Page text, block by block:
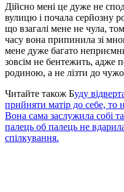
Дійсно мені це дуже не
вулицю і почала серйозну
що взагалі мене не чула,
часу вона припинила зі
мене дуже багато
зовсім не бентежить, адже
родиною, а не лізти до
Читайте також Буду
прийняти матір до себе, то
Вона сама заслужила собі
палець об палець не
спілкування.